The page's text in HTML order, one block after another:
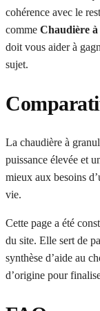
cohérence avec le
comme Chaudière
doit vous aider à
sujet.
La chaudière à
puissance élevée et
mieux aux besoins
vie.
Cette page a été
du site. Elle sert de
synthèse d’aide au
d’origine pour